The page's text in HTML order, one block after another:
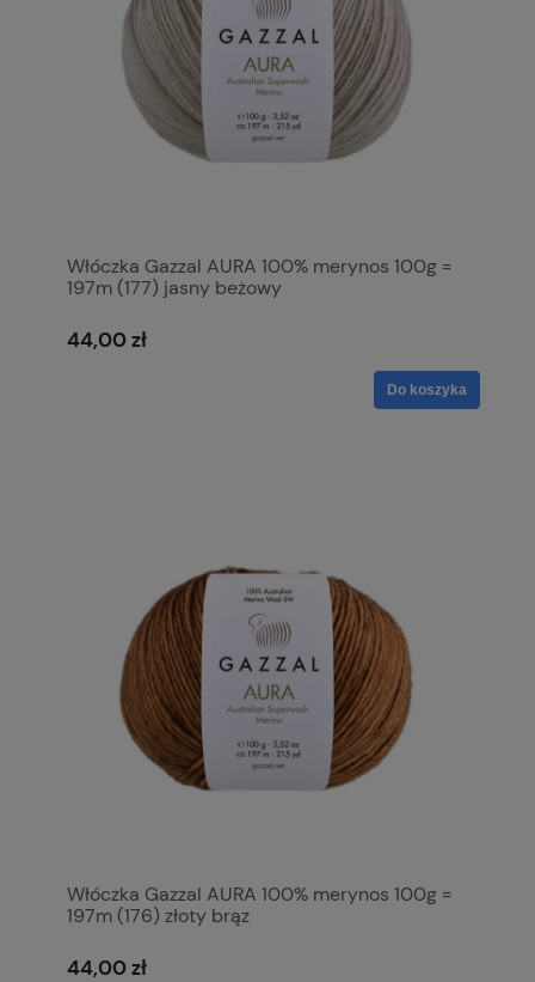
Włóczka Gazzal AURA 100% merynos 100g =
197m (177) jasny beżowy
44,00 zł
Do koszyka
Włóczka Gazzal AURA 100% merynos 100g =
197m (176) złoty brąz
44,00 zł